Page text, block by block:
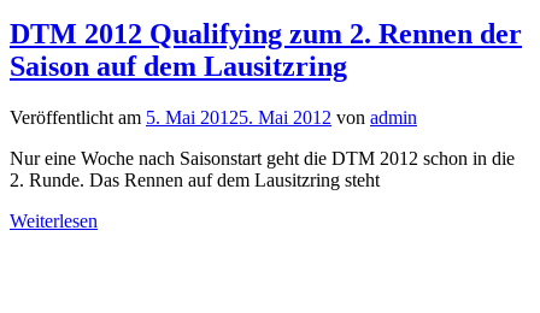
DTM 2012 Qualifying zum 2. Rennen der
Saison auf dem Lausitzring
Veröffentlicht am 5. Mai 20125. Mai 2012 von admin
Nur eine Woche nach Saisonstart geht die DTM 2012 schon in die
2. Runde. Das Rennen auf dem Lausitzring steht
Weiterlesen